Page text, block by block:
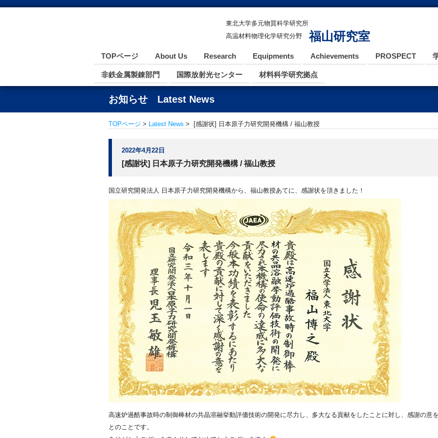
東北大学多元物質科学研究所
高温材料物理化学研究分野
福山研究室
TOPページ About Us Research Equipments Achievements PROSPECT
非鉄金属製錬部門 国際放射光センター 材料科学研究拠点
お知らせ Latest News
TOPページ > Latest News > [感謝状] 日本原子力研究開発機構 / 福山教授
2022年4月22日
[感謝状] 日本原子力研究開発機構 / 福山教授
国立研究開発法人 日本原子力研究開発機構から、福山教授あてに、感謝状を頂きました！
高速炉過酷事故時の制御棒材の共晶溶融挙動評価技術の開発に尽力し、多大なる貢献をしたことに対し、感謝の意を
とのことです。